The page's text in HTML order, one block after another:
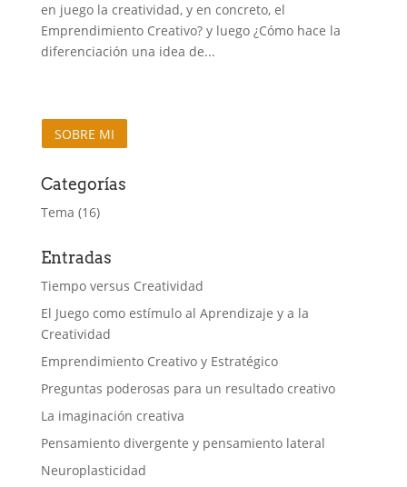
en juego la creatividad, y en concreto, el
Emprendimiento Creativo? y luego ¿Cómo hace la
diferenciación una idea de...
SOBRE MI
Categorías
Tema (16)
Entradas
Tiempo versus Creatividad
El Juego como estímulo al Aprendizaje y a la
Creatividad
Emprendimiento Creativo y Estratégico
Preguntas poderosas para un resultado creativo
La imaginación creativa
Pensamiento divergente y pensamiento lateral
Neuroplasticidad